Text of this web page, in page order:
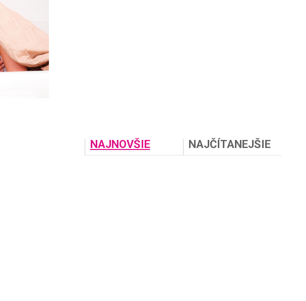
NAJNOVŠIE NAJČÍTANEJŠIE